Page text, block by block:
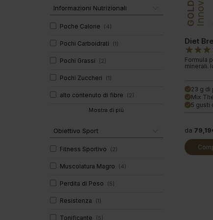
Informazioni Nutrizionali
Poche Calorie (4)
Pochi Carboidrati (1)
Pochi Grassi (2)
Pochi Zuccheri (1)
alto contenuto di fibre (2)
Mostra di più
Obiettivo Sport
Fitness Sportivo (2)
Muscolatura Magro (4)
Perdita di Peso (5)
Resistenza (1)
Tonificante (5)
GOLD
Diet
Formula
minerali.
done 23 g di
done Mix
done 5 gusti
da